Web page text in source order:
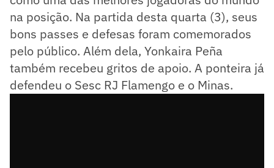
na posição. Na partida desta quarta (3), seus
bons passes e defesas foram comemorados
pelo público. Além dela, Yonkaira Peña
também recebeu gritos de apoio. A ponteira já
defendeu o Sesc RJ Flamengo e o Minas.